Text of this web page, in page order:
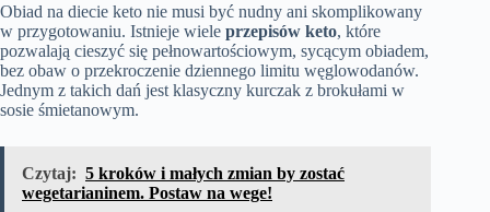
Obiad na diecie keto nie musi być nudny ani skomplikowany
w przygotowaniu. Istnieje wiele przepisów keto, które
pozwalają cieszyć się pełnowartościowym, sycącym obiadem,
bez obaw o przekroczenie dziennego limitu węglowodanów.
Jednym z takich dań jest klasyczny kurczak z brokułami w
sosie śmietanowym.
Czytaj: 5 kroków i małych zmian by zostać
wegetarianinem. Postaw na wege!